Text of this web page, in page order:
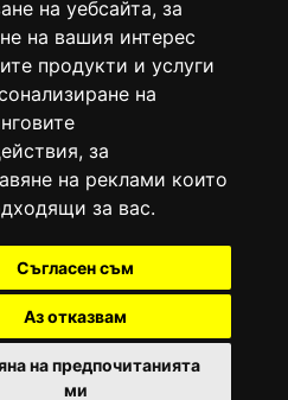
на уебсайта, за
на вашия интерес
продукти и услуги
на
, за
на реклами които
за вас.
Съгласен съм
Аз отказвам
на предпочитанията
ми
е регистрирано в националния
(Българска национална
1312-4722.
Вяра информационен
със свидетелство за марка